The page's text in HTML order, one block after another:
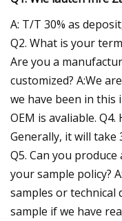
A: T/T 30% as
Q2. What is your
Are you a
customized? A:We
we have been in
OEM is avaliable.
Generally, it will take
Q5. Can you
your sample policy?
samples or technical
sample if we have